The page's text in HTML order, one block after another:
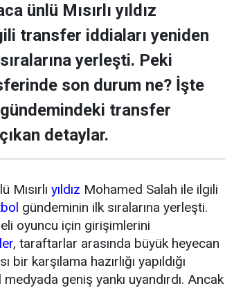
ünlü Mısırlı yıldız
transfer iddiaları yeniden
yerleşti. Peki
son durum ne? İşte
transfer
detaylar.
Mısırlı yıldız Mohamed Salah ile ilgili
gündeminin ilk sıralarına yerleşti.
oyuncu için girişimlerini
, taraftarlar arasında büyük heyecan
bir karşılama hazırlığı yapıldığı
geniş yankı uyandırdı. Ancak